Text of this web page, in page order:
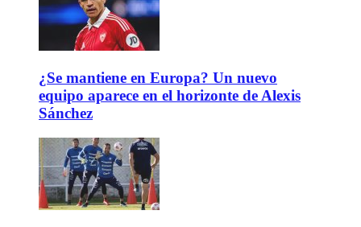
¿Se mantiene en Europa? Un nuevo
equipo aparece en el horizonte de Alexis
Sánchez